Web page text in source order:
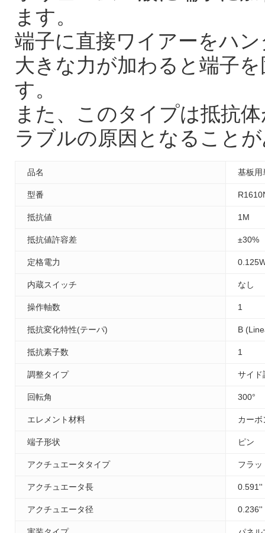
ます。
端子に直接ワイアーをハ
大きな力が加わると端子
す。
また、このタイプは抵抗
ラブルの原因となること
品名 基板用
型番
抵抗値 1M
抵抗値許容差 ±30%
定格電力
内蔵スイッチ なし
操作軸数 1
抵抗変化特性(テーパ) B
抵抗素子数 1
調整タイプ サイド
回転角 300°
エレメント材料 カーボ
端子形状 ピン
アクチュエータタイプ フラッ
アクチュエータ長 0.591''
アクチュエータ径 0.236''